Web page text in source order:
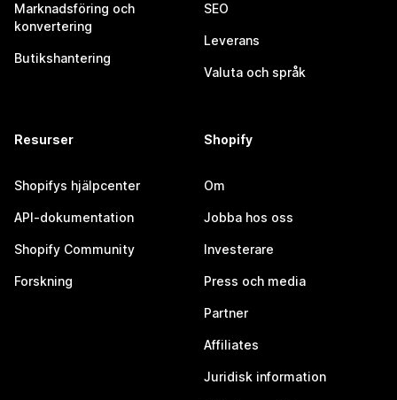
Marknadsföring och
konvertering
Butikshantering
SEO
Leverans
Valuta och språk
Resurser
Shopifys hjälpcenter
API-dokumentation
Shopify Community
Forskning
Shopify
Om
Jobba hos oss
Investerare
Press och media
Partner
Affiliates
Juridisk information